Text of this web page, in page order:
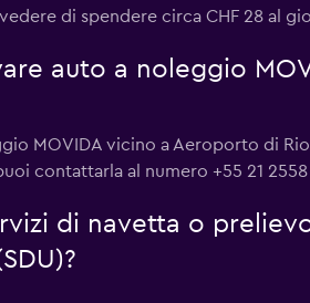
di spendere circa CHF 28 al
auto a noleggio
MOVIDA vicino a Aeroporto di
contattarla al numero +55 21
di navetta o